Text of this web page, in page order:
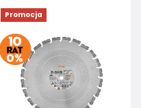
Promocja